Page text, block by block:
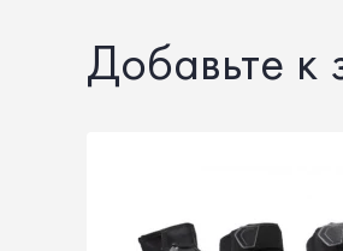
Добавьте к